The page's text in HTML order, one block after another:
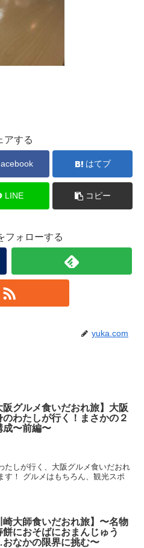
アする
はてブ
LINE コピー
フォローする
yuka.com
阪グルメ食いだおれ旅】大阪
のわたしが行く！まさかの２
成〜前編〜
たしが行く、大阪グルメ食いだおれ
す！ グルメはもちろん、観光スポ
崎大師食いだおれ旅】〜名物
餅におそばにおまんじゅう
なかの限界に挑む〜